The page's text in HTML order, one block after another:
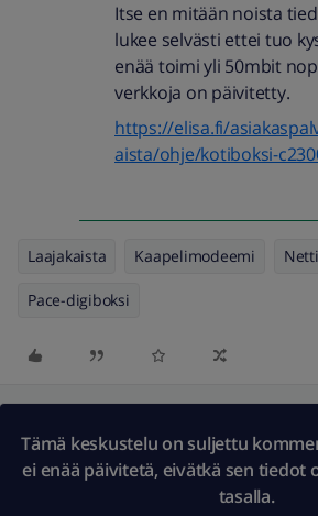
Itse en mitään noista
lukee selvästi ettei tuo
enää toimi yli 50mbit
verkkoja on päivitetty.
https://elisa.fi/
aista/ohje/kotiboksi-
Laajakaista Kaapelimodeemi Netti
Pace-digiboksi
Tämä keskustelu on suljettu
ei enää päivitetä, eivätkä sen tiedot
tasalla.